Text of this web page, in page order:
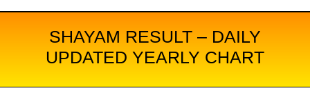
SHAYAM RESULT – DAILY
UPDATED YEARLY CHART